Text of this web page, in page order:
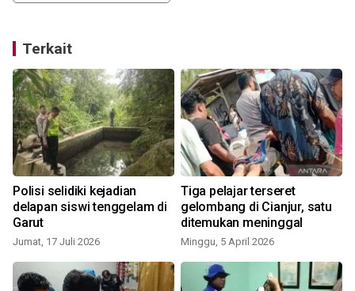
Terkait
Polisi selidiki kejadian
delapan siswi tenggelam di
Garut
Jumat, 17 Juli 2026
Tiga pelajar terseret
gelombang di Cianjur, satu
ditemukan meninggal
Minggu, 5 April 2026